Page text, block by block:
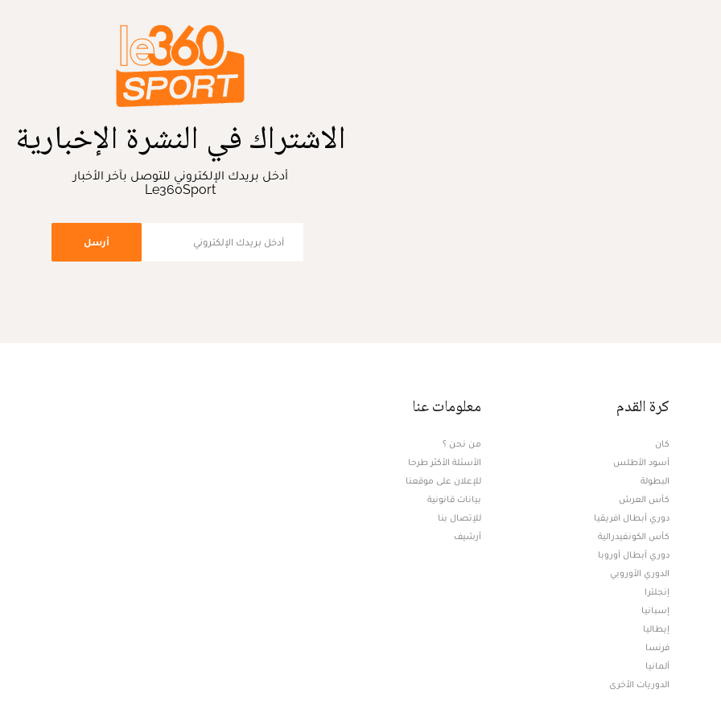
الاشتراك في النشرة الإخبارية
أدخل بريدك الإلكتروني للتوصل بآخر الأخبار
Le360Sport
أرسل
كرة القدم
كان
أسود الأطلس
البطولة
كأس العرش
دوري أبطال افريقيا
كأس الكونفيدرالية
دوري أبطال أوروبا
الدوري الأوروبي
إنجلترا
إسبانيا
إيطاليا
فرنسا
ألمانيا
الدوريات الأخرى
معلومات عنا
من نحن ؟
الأسئلة الأكثر طرحا
للإعلان على موقعنا
بيانات قانونية
للإتصال بنا
أرشيف